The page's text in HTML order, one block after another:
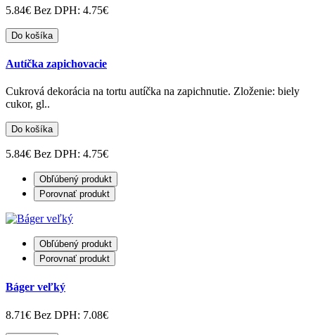
5.84€ Bez DPH: 4.75€
Do košíka
Autíčka zapichovacie
Cukrová dekorácia na tortu autíčka na zapichnutie. Zloženie: biely
cukor, gl..
Do košíka
5.84€ Bez DPH: 4.75€
Obľúbený produkt
Porovnať produkt
Obľúbený produkt
Porovnať produkt
Báger veľký
8.71€ Bez DPH: 7.08€